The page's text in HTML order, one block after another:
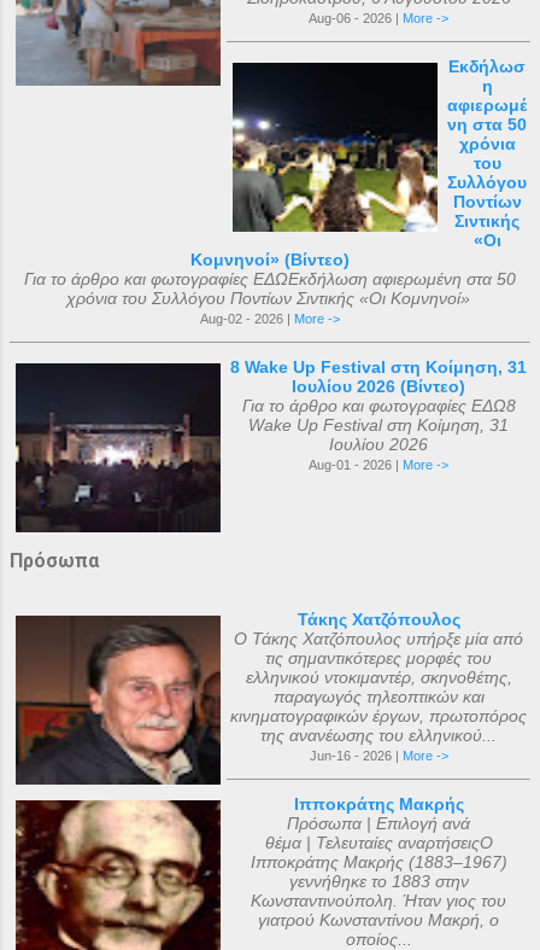
Aug-06 - 2026 | More ->
Εκδήλωσ
η
αφιερωμέ
νη στα 50
χρόνια
του
Συλλόγου
Ποντίων
Σιντικής
«Οι
Κομνηνοί» (Βίντεο)
Για το άρθρο και φωτογραφίες ΕΔΩΕκδήλωση αφιερωμένη στα 50
χρόνια του Συλλόγου Ποντίων Σιντικής «Οι Κομνηνοί»
Aug-02 - 2026 | More ->
8 Wake Up Festival στη Κοίμηση, 31
Ιουλίου 2026 (Βίντεο)
Για το άρθρο και φωτογραφίες ΕΔΩ8
Wake Up Festival στη Κοίμηση, 31
Ιουλίου 2026
Aug-01 - 2026 | More ->
Πρόσωπα
Τάκης Χατζόπουλος
Ο Τάκης Χατζόπουλος υπήρξε μία από
τις σημαντικότερες μορφές του
ελληνικού ντοκιμαντέρ, σκηνοθέτης,
παραγωγός τηλεοπτικών και
κινηματογραφικών έργων, πρωτοπόρος
της ανανέωσης του ελληνικού...
Jun-16 - 2026 | More ->
Ιπποκράτης Μακρής
Πρόσωπα | Επιλογή ανά
θέμα | Τελευταίες αναρτήσειςΟ
Ιπποκράτης Μακρής (1883–1967)
γεννήθηκε το 1883 στην
Κωνσταντινούπολη. Ήταν γιος του
γιατρού Κωνσταντίνου Μακρή, ο
οποίος...